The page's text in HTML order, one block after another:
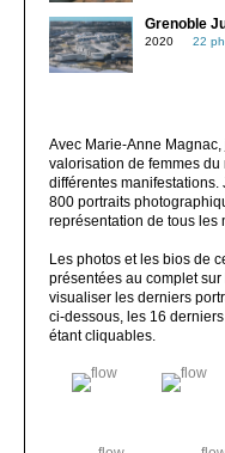
Grenoble
2020 22
Avec Marie-Anne Magnac,
valorisation de femmes
différentes manifestations.
800 portraits
représentation de tous les
Les photos et les bios de
présentées au complet sur
visualiser les derniers
ci-dessous, les 16
étant cliquables.